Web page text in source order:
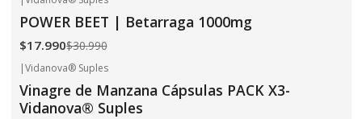
POWER BEET | Betarraga 1000mg
$17.990$30.990
|Vidanova® Suples
Vinagre de Manzana Cápsulas PACK X3-
Vidanova® Suples